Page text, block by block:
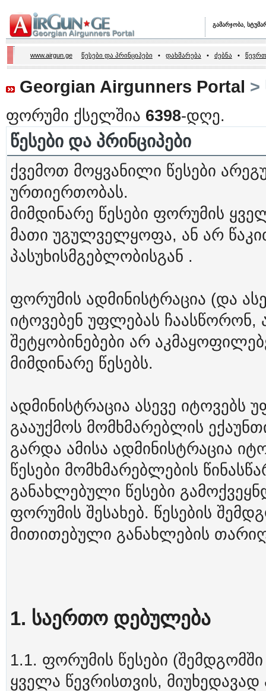
გამარჯობა,
www.airgun.ge წესები და პრინციპები • დახმარება • ძებნა •
Georgian Airgunners Portal >
ფორუმი ქსელშია 6398-დღე.
წესები და პრინციპები
ქვემოთ მოყვანილი წესები
ურთიერთობას.
მიმდინარე წესები ფორუმის
მათი უგულველყოფა, ან არ
პასუხისმგებლობისგან .
ფორუმის ადმინისტრაცია (და
იტოვებენ უფლებას ჩაასწორონ,
შეტყობინებები არ
მიმდინარე წესებს.
ადმინისტრაცია ასევე
გააუქმოს მომხმარებლის
გარდა ამისა ადმინისტრაცია
წესები მომხმარებლების
განახლებული წესები
ფორუმის შესახებ. წესების
მითითებული განახლების
1. საერთო დებულება
1.1. ფორუმის წესები
ყველა წევრისთვის,